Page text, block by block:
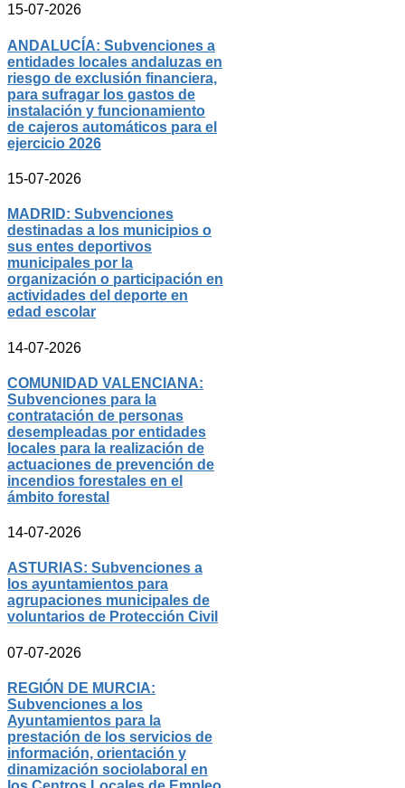
15-07-2026
ANDALUCÍA: Subvenciones a
entidades locales andaluzas en
riesgo de exclusión financiera,
para sufragar los gastos de
instalación y funcionamiento
de cajeros automáticos para el
ejercicio 2026
15-07-2026
MADRID: Subvenciones
destinadas a los municipios o
sus entes deportivos
municipales por la
organización o participación en
actividades del deporte en
edad escolar
14-07-2026
COMUNIDAD VALENCIANA:
Subvenciones para la
contratación de personas
desempleadas por entidades
locales para la realización de
actuaciones de prevención de
incendios forestales en el
ámbito forestal
14-07-2026
ASTURIAS: Subvenciones a
los ayuntamientos para
agrupaciones municipales de
voluntarios de Protección Civil
07-07-2026
REGIÓN DE MURCIA:
Subvenciones a los
Ayuntamientos para la
prestación de los servicios de
información, orientación y
dinamización sociolaboral en